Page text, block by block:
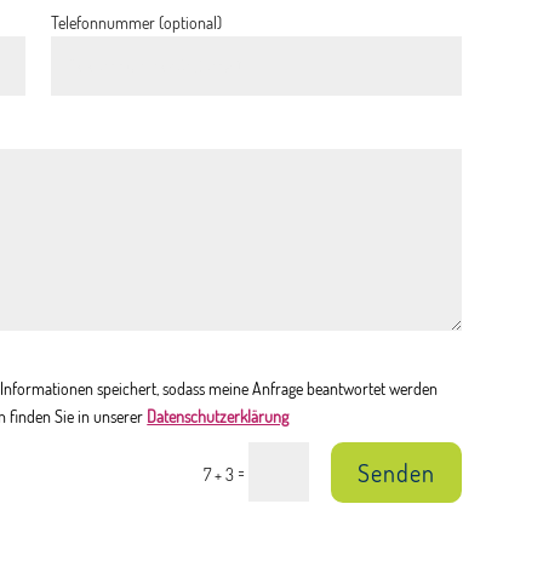
Telefonnummer (optional)
speichert, sodass meine Anfrage beantwortet werden
finden Sie in unserer Datenschutzerklärung
7 + 3= Senden